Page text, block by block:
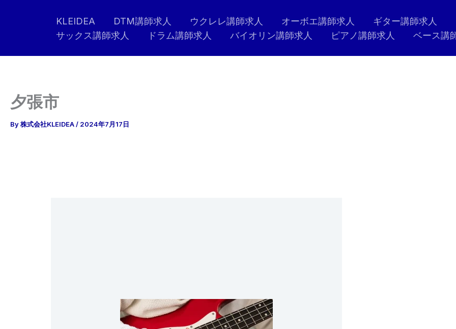
KLEIDEA DTM講師求人 ウクレレ講師求人 オーボエ講師求人 ギター講師求人
サックス講師求人
ドラム講師求人 バイオリン講師求人 ピアノ講師求人 ベース講
夕張市
By株式会社KLEIDEA/ 2024年7月17日